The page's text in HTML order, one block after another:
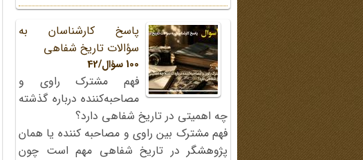
پاسخ کارشناسان به
سؤالات تاریخ شفاهی
100 سؤال/42
فهم مشترک راوی و
مصاحبه‌کننده درباره گذشته
چه اهمیتی در تاریخ شفاهی دارد؟
فهم مشترک بین راوی و مصاحبه کننده یا همان
پژوهشگر در تاریخ شفاهی مهم است چون